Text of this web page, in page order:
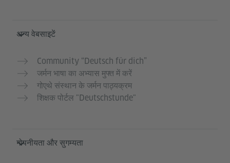
अन्य वेबसाइटें
Community “Deutsch für dich”
जर्मन भाषा का अभ्यास मुफ्त में करें
गोएथे संस्थान के जर्मन पाठ्यक्रम
शिक्षक पोर्टल "Deutschstunde"
गोपनीयता और सुगम्यता